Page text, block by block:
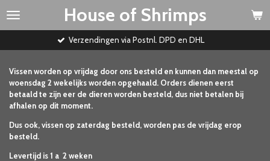
Ga
House of Shrimps
Verzendingen via Postnl. DPD en DHL
Vissen worden op vrijdag door ons besteld en kunnen dan meestal op
woensdag 2 wekelijks worden opgehaald. Orders dienen eerst
betaald te zijn eer de dieren worden besteld, dus niet betalen bij
afhalen op dit moment.
Dus ook, vissen op zaterdag besteld, worden pas de vrijdag erop
besteld.
Levertijd is 1 a 2 weken